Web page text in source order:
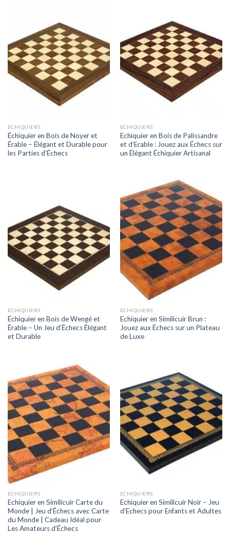
ECHIQUIERS
Échiquier en Bois de Noyer et
Érable – Élégant et Durable pour
les Parties d’Échecs
ECHIQUIERS
Echiquier en Bois de Palissandre
et d’Erable : Jouez aux Échecs sur
un Élégant Échiquier Artisanal
ECHIQUIERS
Échiquier en Bois de Wengé et
Érable – Un Jeu d’Échecs Élégant
et Durable
ECHIQUIERS
Echiquier en Similicuir Brun :
Jouez aux Échecs sur un Plateau
de Luxe
ECHIQUIERS
Echiquier en Similicuir Carte du
Monde | Jeu d’Échecs avec Carte
du Monde | Cadeau Idéal pour
Les Amateurs d’Échecs
ECHIQUIERS
Echiquier en Similicuir Noir – Jeu
d’Echecs pour Enfants et Adultes